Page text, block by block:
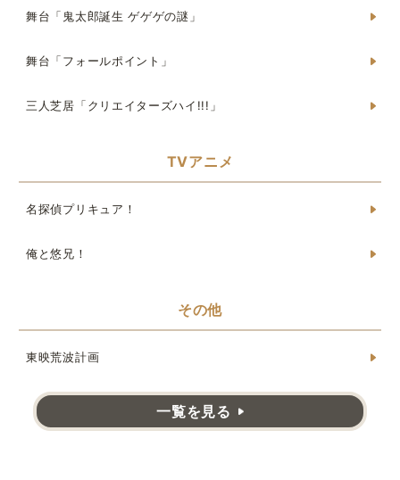
舞台「鬼太郎誕生 ゲゲゲの謎」
舞台「フォールポイント」
三人芝居「クリエイターズハイ!!!」
TVアニメ
名探偵プリキュア！
俺と悠兄！
その他
東映荒波計画
一覧を見る